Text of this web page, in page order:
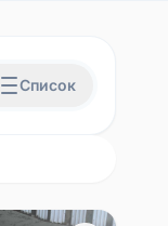
Список